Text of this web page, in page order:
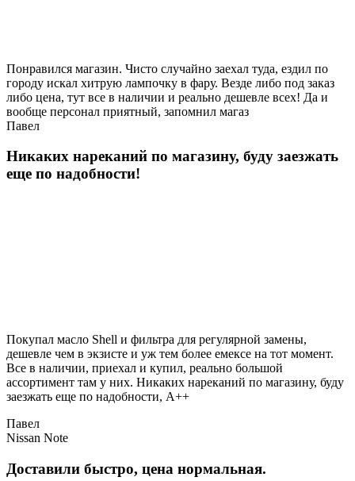
Понравился магазин. Чисто случайно заехал туда, ездил по
городу искал хитрую лампочку в фару. Везде либо под заказ
либо цена, тут все в наличии и реально дешевле всех! Да и
вообще персонал приятный, запомнил магаз
Павел
Никаких нареканий по магазину, буду заезжать
еще по надобности!
Покупал масло Shell и фильтра для регулярной замены,
дешевле чем в экзисте и уж тем более емексе на тот момент.
Все в наличии, приехал и купил, реально большой
ассортимент там у них. Никаких нареканий по магазину, буду
заезжать еще по надобности, A++
Павел
Nissan Note
Доставили быстро, цена нормальная.